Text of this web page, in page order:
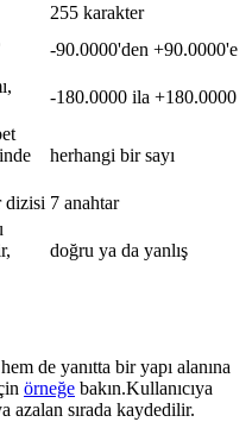
255 karakter
-90.0000'den +90.0000'e
-180.0000 ila +180.0000
herhangi bir sayı
dizisi 7 anahtar
doğru ya da yanlış
de yanıtta bir yapı alanına
örneğe bakın.Kullanıcıya
azalan sırada kaydedilir.